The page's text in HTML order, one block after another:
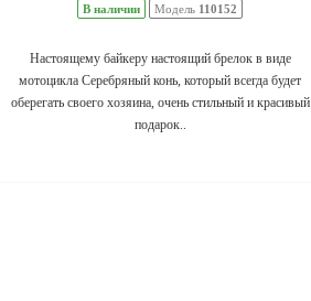
В наличии Модель 110152
Настоящему байкеру настоящий брелок в виде
мотоцикла Серебряный конь, который всегда будет
оберегать своего хозяина, очень стильный и красивый
подарок..